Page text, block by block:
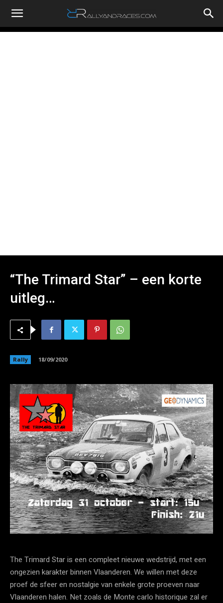
RallyandRaces.com
“The Trimard Star” – een korte
uitleg…
Rally 18/09/2020
The Trimard Star is een compleet nieuwe wedstrijd, met een
ongezien karakter binnen Vlaanderen. We willen met deze
proef de sfeer en nostalgie van enkele grote proeven naar
Vlaanderen halen. Net zoals de Monte carlo historique zal er